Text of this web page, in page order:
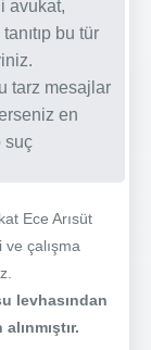
avukat,
bu tür
tarz mesajlar
en
suç
Ece Arısüt
ve çalışma
levhasından